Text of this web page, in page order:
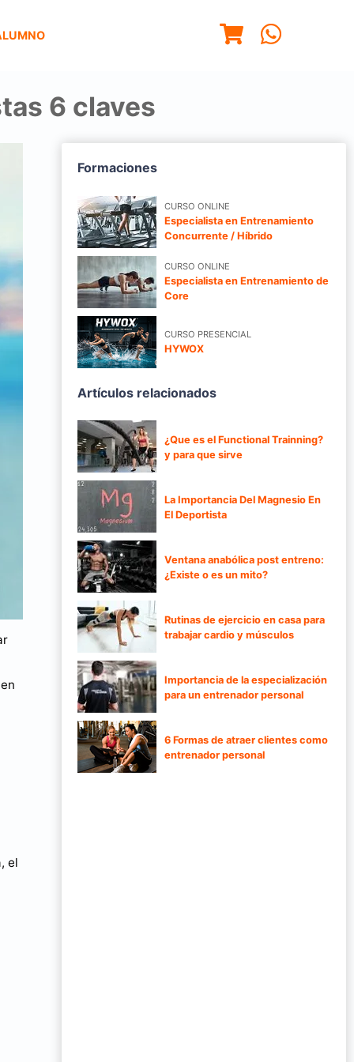
6 claves
el
Formaciones
CURSO ONLINE
Especialista en Entrenamiento
Concurrente / Híbrido
CURSO ONLINE
Especialista en Entrenamiento de
Core
CURSO PRESENCIAL
HYWOX
Artículos relacionados
¿Que es el Functional Trainning?
y para que sirve
La Importancia Del Magnesio En
El Deportista
Ventana anabólica post entreno:
¿Existe o es un mito?
Rutinas de ejercicio en casa para
trabajar cardio y músculos
Importancia de la especialización
para un entrenador personal
6 Formas de atraer clientes como
entrenador personal